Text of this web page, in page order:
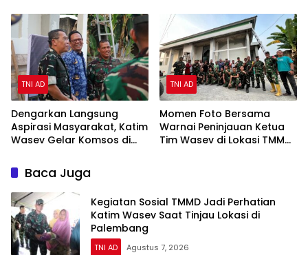
TNI AD
Dengarkan Langsung
Aspirasi Masyarakat, Katim
Wasev Gelar Komsos di
TNI AD
Momen Foto Bersama
Warnai Peninjauan Ketua
Tim Wasev di Lokasi TMMD
Baca Juga
Kegiatan Sosial TMMD Jadi Perhatian
Katim Wasev Saat Tinjau Lokasi di
Palembang
TNI AD Agustus 7, 2026